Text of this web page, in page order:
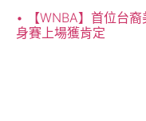
【WNBA】首位台
身賽上場獲肯定